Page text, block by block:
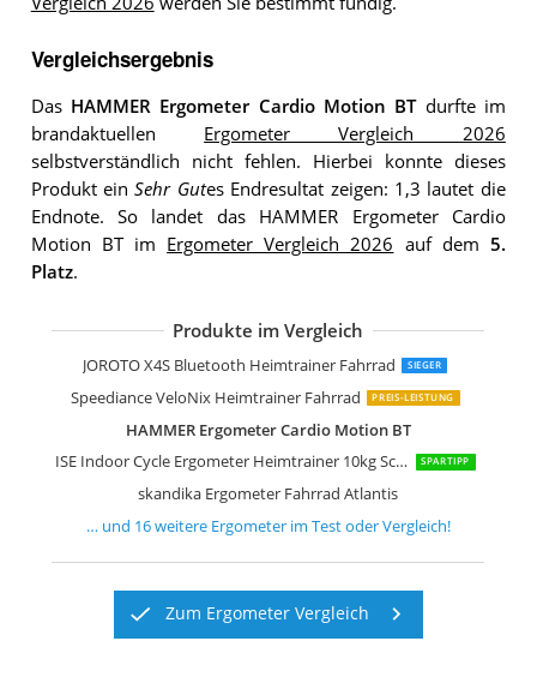
Vergleichsergebnis
Das HAMMER Ergometer Cardio Motion BTdurfte im
brandaktuellen Ergometer Vergleich 2026
selbstverständlich nicht fehlen. Hierbei konnte dieses
Produkt einSehr Gutes Endresultat zeigen: 1,3 lautet die
Endnote. So landet das HAMMER Ergometer Cardio
Motion BT im Ergometer Vergleich 2026 auf dem 5.
Platz.
Produkte im Vergleich
JOROTO X4S Bluetooth Heimtrainer Fahrrad SIEGER
Speediance VeloNix Heimtrainer Fahrrad PREIS-LEISTUNG
HAMMER Ergometer Cardio Motion BT
ISE Indoor Cycle Ergometer Heimtrainer 10kg Schwungrad
SPARTIPP
skandika Ergometer Fahrrad Atlantis
skandika Centaurus Liege-Ergometer
AsVIVA Heimtrainer und Ergometer
skandika Ergometer Morpheus
HAMMER 4862 Ergometer Cardio XT6
Christopeit Ergometer AL 2
SportPlus Heimtrainer klappbar
Ultrasport F-Bike Heimtrainer
Ultrasport Heimtrainer F-Bike 200B
HAMMER 4860 Heimtrainer Cardio T3
… und 16weitere Ergometerim Test oder Vergleich!
Zum Ergometer Vergleich